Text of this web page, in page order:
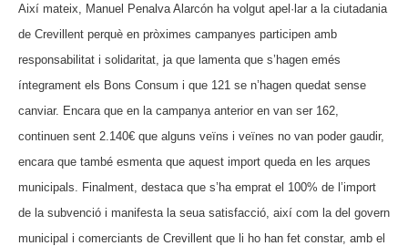
Així mateix, Manuel Penalva Alarcón ha volgut apel·lar a la ciutadania
de Crevillent perquè en pròximes campanyes participen amb
responsabilitat i solidaritat, ja que lamenta que s’hagen emés
íntegrament els Bons Consum i que 121 se n’hagen quedat sense
canviar. Encara que en la campanya anterior en van ser 162,
continuen sent 2.140€ que alguns veïns i veïnes no van poder gaudir,
encara que també esmenta que aquest import queda en les arques
municipals. Finalment, destaca que s’ha emprat el 100% de l’import
de la subvenció i manifesta la seua satisfacció, així com la del govern
municipal i comerciants de Crevillent que li ho han fet constar, amb el